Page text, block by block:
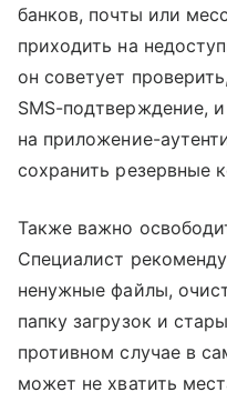
банков, почты или
приходить на
он советует
SMS-подтверждение,
на приложение-
сохранить резервные
Также важно
Специалист
ненужные файлы,
папку загрузок и
противном случае в
может не хватить